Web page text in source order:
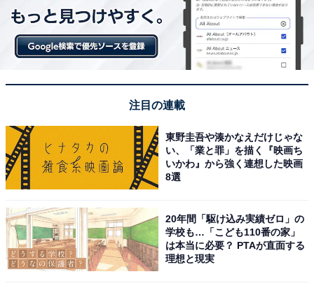
注目の連載
東野圭吾や湊かなえだけじゃな
い、「業と罪」を描く『映画ち
いかわ』から強く連想した映画
8選
20年間「駆け込み実績ゼロ」の
学校も…「こども110番の家」
は本当に必要？ PTAが直面する
理想と現実